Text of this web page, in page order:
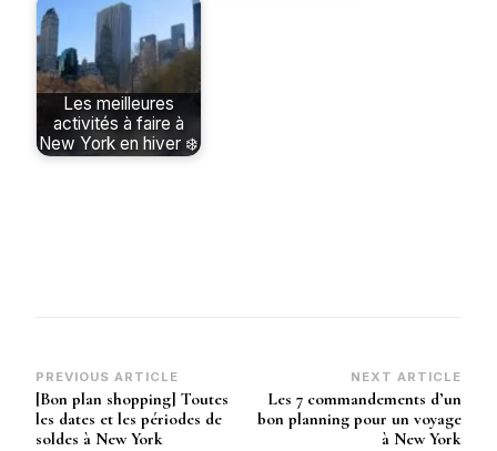
Les meilleures
activités à faire à
New York en hiver ❄️
Post
Navigation
PREVIOUS ARTICLE
[Bon plan shopping] Toutes
les dates et les périodes de
soldes à New York
NEXT ARTICLE
Les 7 commandements d’un
bon planning pour un voyage
à New York